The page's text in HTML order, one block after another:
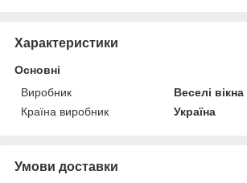
Характеристики
Основні
Виробник
Веселі вікна
Країна виробник
Україна
Умови доставки